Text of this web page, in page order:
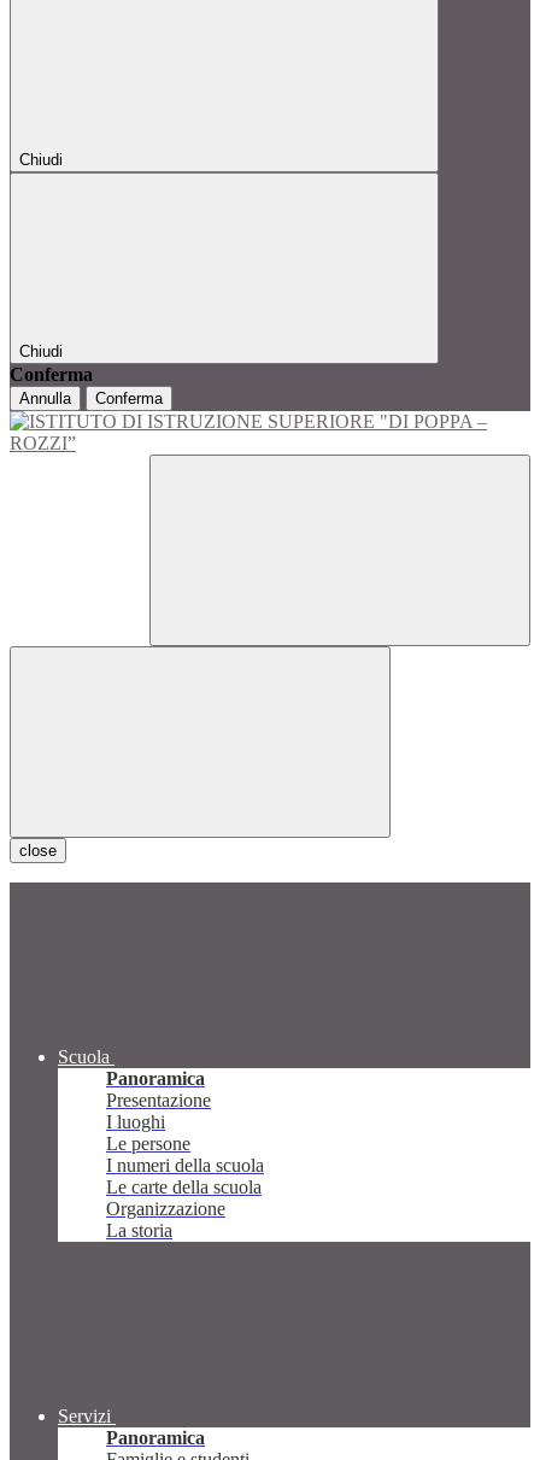
Chiudi
Chiudi
Conferma
Annulla Conferma
close
Scuola
Panoramica
Presentazione
I luoghi
Le persone
I numeri della scuola
Le carte della scuola
Organizzazione
La storia
Servizi
Panoramica